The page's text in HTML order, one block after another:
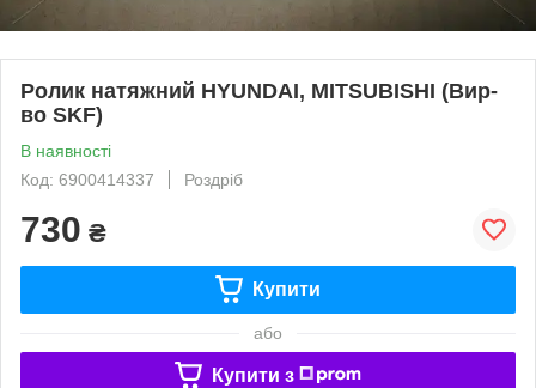
Ролик натяжний HYUNDAI, MITSUBISHI (Вир-
во SKF)
В наявності
Код: 6900414337
Роздріб
730 ₴
Купити
або
Купити з